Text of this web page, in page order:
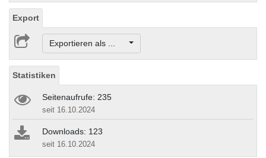
Export
Exportieren als ...
Statistiken
Seitenaufrufe: 235
seit 16.10.2024
Downloads: 123
seit 16.10.2024